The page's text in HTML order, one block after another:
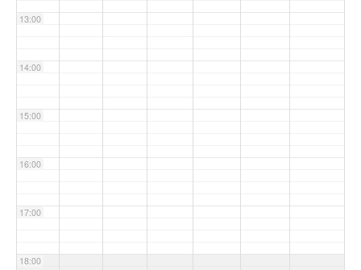
13:00
14:00
15:00
16:00
17:00
18:00